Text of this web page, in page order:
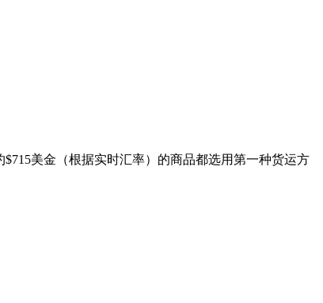
美金（根据实时汇率）的商品都选用第一种货运方